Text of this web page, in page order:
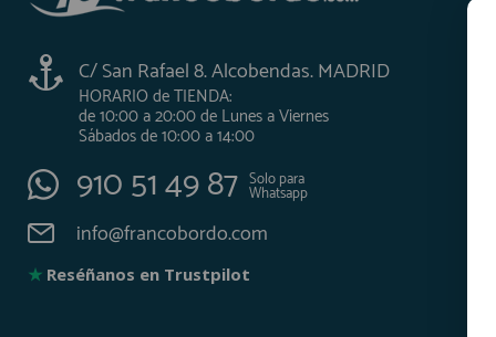
C/ San Rafael 8. Alcobendas. MADRID
HORARIO de TIENDA:
de 10:00 a 20:00 de Lunes a Viernes
Sábados de 10:00 a 14:00
910 51 49 87 Solo para
Whatsapp
info@francobordo.com
★Reséñanos en Trustpilot